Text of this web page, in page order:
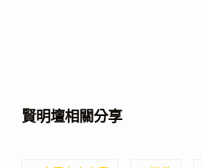
賢明壇相關分享